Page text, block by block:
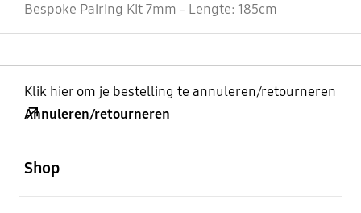
Bespoke Pairing Kit 7mm - Lengte: 185cm
Klik hier om je bestelling te annuleren/retourneren
Annuleren/retourneren
Shop